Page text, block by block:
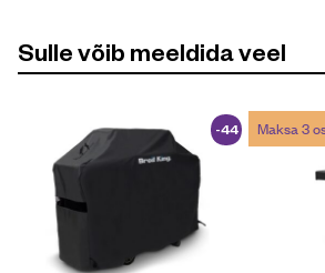
Sulle võib meeldida veel
-44
%
Maksa 3